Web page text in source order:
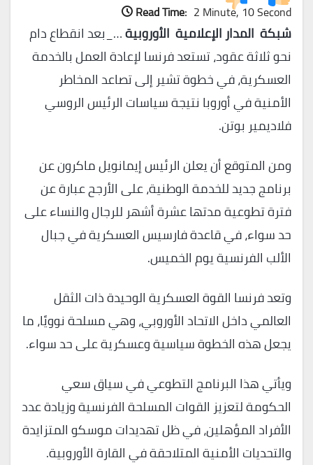
Read Time: 2 Minute, 10 Second
شبكة المدار الإعلامية الأوروبية…_بعد انقطاع دام
نحو ثلاثة عقود، تستعد فرنسا لإعادة العمل بالخدمة
العسكرية، في خطوة تشير إلى تصاعد المخاطر
الأمنية في أوروبا نتيجة سياسات الرئيس الروسي
فلاديمير بوتن.
ومن المتوقع أن يعلن الرئيس إيمانويل ماكرون عن
برنامج جديد للخدمة الوطنية، على الأرجح عبارة عن
فترة تطوعية مدتها عشرة أشهر للرجال والنساء على
حد سواء، في قاعدة فارسيس العسكرية في جبال
الألب الفرنسية يوم الخميس.
وتعد فرنسا القوة العسكرية الوحيدة ذات الثقل
العالمي داخل الاتحاد الأوروبي، وهي مسلحة نوويًا، ما
يجعل هذه الخطوة سياسية وعسكرية على حد سواء.
ويأتي هذا البرنامج التطوعي في سياق سعي
الحكومة لتعزيز القوات المسلحة الفرنسية وزيادة عدد
الأفراد المؤهلين، في ظل تهديدات موسكو المتزايدة
والتحديات الأمنية المتلاحقة في القارة الأوروبية.